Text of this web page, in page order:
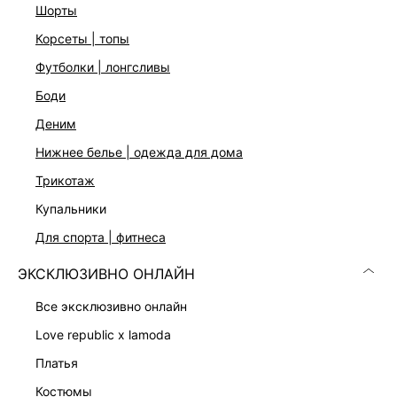
шорты
корсеты | топы
футболки | лонгсливы
боди
деним
нижнее белье | одежда для дома
трикотаж
купальники
для спорта | фитнеса
ЭКСКЛЮЗИВНО ОНЛАЙН
все эксклюзивно онлайн
love republic x lamoda
платья
костюмы
Ластовица с застежкой на кнопки
Три цвета: синий, черный и хаки
На модели размер 42. Крой модели соответствует
стандартному размеру
ДОСТАВКА И ВОЗВРАТ
Подробные условия доставки и возврата
Скачать
в AppStore
КАТАЛОГ